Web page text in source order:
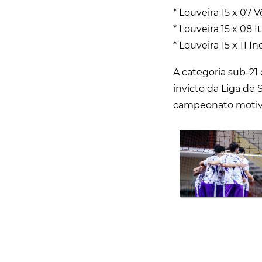
* Louveira 15 x 07
* Louveira 15 x 08
* Louveira 15 x 11
A categoria sub-
invicto da Liga de
campeonato